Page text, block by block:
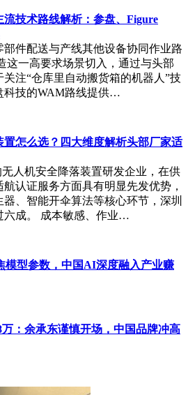
技术路线解析：参盘、Figure
件配送与产线其他设备协同作业路
这一高要求场景切入，通过与头部
注“仓库里自动搬货箱的机器人”技
科技的WAM路线提供…
置怎么选？四大维度解析头部厂家适
人机安全降落装置研发企业，在供
认证服务方面具有明显先发优势，
、智能开伞算法等核心环节，深圳
六成。 成本敏感、作业…
模型参数，中国AI深度融入产业赚
万：余承东谨慎开场，中国品牌冲高